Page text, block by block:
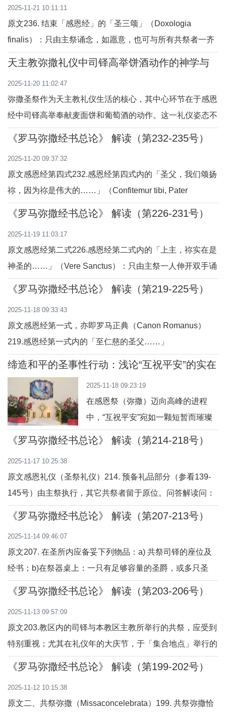
祷文，如「主耶稣基督，永生天主之子……」，或「主耶稣
基督，愿我领受了祢的圣体圣血……」。问：为
2025-11-21 10:11:11
原文236. 结束「感恩经」的「圣三颂」（Doxologia
finalis）：只由主祭诵念，如愿意，也可与所有共祭者一齐
诵念或咏唱，信友则不可一起诵念或咏唱。问答解读问：什
感恩经结束时的一段颂赞，通常用来赞美圣父、圣子与圣神
三位一体的伟大与光荣。它标志着感恩经
天主教弥撒礼仪中司铎高举饼酒动作的神学与
2025-11-20 11:02:47
弥撒圣祭作为天主教礼仪生活的核心，其中心环节在于感恩
经中司铎高举奉献麦面饼和葡萄酒的动作。这一礼仪姿态不
仅蕴含丰富的神学意义，更融合了圣经传统、教会训导以及
文献、教父著作及中国优秀传统文化的比较角度，系统分析
饼酒奉献礼仪的神学内涵与礼仪实践，探讨其
《罗马弥撒经书总论》 解读（第232-235号）
2025-11-20 09:37:32
原文感恩经第四式232.感恩经第四式内的「圣父，我们颂扬
祢，因为祢是伟大的……」（Confitemur tibi, Pater
sancte），到「使圣神在人间完成祂的事业，圣化一切」
双手诵念。问答解读问：这里提到的“感恩经第四式”是什
么？答：感恩经第四式是弥撒中一种较长的圣体祈
《罗马弥撒经书总论》 解读（第226-231号）
2025-11-19 11:03:17
原文感恩经第二式226.感恩经第二式内的「上主，祢实在是
神圣的……」（Vere Sanctus）：只由主祭一人伸开双手诵
念。问答解读问：在感恩经第二式中，「上主，祢实在是神
诵念。问：为什么只有主祭来诵念？答：因为主祭是全体在
弥撒中代表基督行事的人，他的祈祷表达的
《罗马弥撒经书总论》 解读（第219-225号）
2025-11-18 09:33:43
原文感恩经第一式，亦即罗马正典（Canon Romanus）
219.感恩经第一式内的「至仁慈的圣父……」
（Teigitur）：只由主祭一人伸开双手诵念。问答解读问：
由主祭一人诵念，并且在诵念时伸开双手。问：为什么只有
主祭诵念这段经文？答：主祭在弥撒中是祭献的主要执行
者，
缔造和平的圣事性行动：浅论“互祝平安”的实在
意义与象征含义
2025-11-18 09:23:19
在感恩祭（弥撒）迈向高峰的进程
中，“互祝平安”宛如一颗短暂而璀璨
的宝石，镶嵌于圣道礼仪与圣祭礼仪
基督福音的核心信息。它根植于圣经
的启示，由教父们阐释，在教会训导
和礼仪中得以规范，并在中国文化的
《罗马弥撒经书总论》 解读（第214-218号）
2025-11-17 10:25:38
原文感恩礼仪（圣祭礼仪）214. 预备礼品部分（参看139-
145号）由主祭执行，其它共祭者留于原位。问答解读问：
预备礼品部分由谁执行？答：由主祭执行，即由主祭负责将
共祭者在预备礼品时做什么？答：其他共祭者留在原位，不
参与预备礼品的动作，以保持礼仪秩序和集
《罗马弥撒经书总论》 解读（第207-213号）
2025-11-14 09:46:07
原文207. 在圣所内应备妥下列物品：a) 共祭司铎的座位及
经书；b)在祭器桌上：一只有足够容量的圣爵，或多只圣
爵。问答解读问：在圣所内需要准备哪些物品？答：首先，
备至少一只容量足够的圣爵，必要时可准备多只。问：为什
么要为共祭司铎准备座位和经书？答
《罗马弥撒经书总论》 解读（第203-206号）
2025-11-13 09:57:09
原文203.教区内的司铎与本教区主教所举行的共祭，应受到
特别重视；尤其在礼仪年的大庆节，于「集合地点」举行的
弥撒（Missa stationalis）、祝圣教区新主教，或其助理，
晚餐」弥撒、本地开教圣人或教区主保圣人弥撒、主教晋牧
纪念弥撒、以及教区会议或主教牧灵视察期
《罗马弥撒经书总论》 解读（第199-202号）
2025-11-12 10:15:38
原文二、共祭弥撒（Missaconcelebrata）199. 共祭弥撒恰